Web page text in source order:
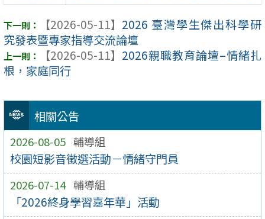
相關公告
2026-08-05 輔導組
校園短影音徵選活動－情緒守門員
2026-07-14 輔導組
「2026終身學習嘉年華」活動
【2026-05-11】 2026 臺灣學生傑出科學研
究發表暨專家指導交流論壇
【2026-05-11】 2026親職教育論壇–情緒扎
根，家庭同行